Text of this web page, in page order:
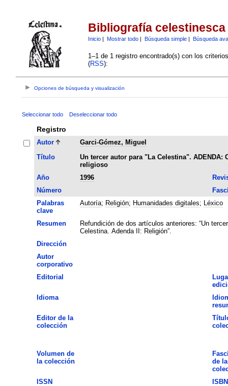
Bibliografía celestinesca
Inicio| Mostrar todo| Búsqueda simple| Búsqueda
1–1 de 1 registro encontrado(s) con los
(RSS):
Opciones de búsqueda y visualización
Seleccionar todo Deseleccionar todo
Registro
Autor
Garci-Gómez, Miguel
Título
Un tercer autor para "La Celestina". ADENDA:
religioso
Año
1996
Número
Palabras
clave
Autoría; Religión; Humanidades digitales; Léxico
Resumen
Refundición de dos artículos anteriores: “Un
Celestina. Adenda II: Religión”.
Dirección
Autor
corporativo
Editorial
Idioma
Editor de la
colección
Volumen de
la colección
de la
ISSN
ISBN